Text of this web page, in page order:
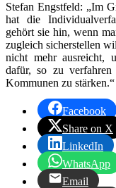
Stefan Engstfeld: „Im
hat die
gehört sie hin, wenn
zugleich sicherstellen
nicht mehr ausreicht,
dafür, so zu
Kommunen zu stärken.“
Facebook
Share on X
LinkedIn
WhatsApp
Email